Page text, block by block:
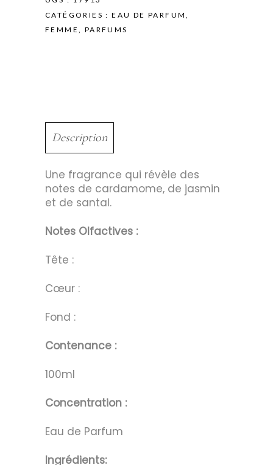
CATÉGORIES :EAU DE PARFUM,
FEMME , PARFUMS
Description
Une fragrance qui révèle des
notes de cardamome, de jasmin
et de santal.
Notes Olfactives :
Tête :
Cœur :
Fond :
Contenance :
100ml
Concentration :
Eau de Parfum
Ingrédients: